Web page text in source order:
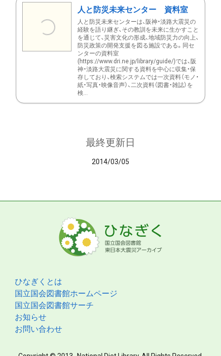
人と防災未来センター 資料室
人と防災未来センターは、阪神・淡路大震災の
経験を語り継ぎ、その教訓を未来に生かすこと
を通じて、災害文化の形成、地域防災力の向上、
防災政策の開発支援を図る施設である。同セ
ンターの資料室
(https://www.dri.ne.jp/library/guide/)では、阪
神・淡路大震災に関する資料を中心に収集・保
存しており、検索システムでは一次資料（モノ・
紙・写真・映像音声）、二次資料（図書・雑誌）を
検...
最終更新日
2014/03/05
ひなぎくとは
国立国会図書館ホームページ
国立国会図書館サーチ
お知らせ
お問い合わせ